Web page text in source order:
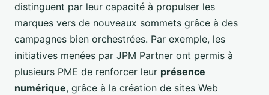
distinguent par leur capacité à propulser les
marques vers de nouveaux sommets grâce à des
campagnes bien orchestrées. Par exemple, les
initiatives menées par JPM Partner ont permis à
plusieurs PME de renforcer leur présence
numérique, grâce à la création de sites Web